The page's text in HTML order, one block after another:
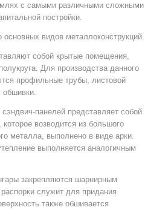
с самыми различными сложными
постройки.
видов металлоконструкций.
собой крытые помещения,
Для производства данного
профильные трубы, листовой
обшивки.
сэндвич-панелей представляет собой
возводится из большого
металла, выполнено в виде арки.
выполняется аналогичным
закрепляются шарнирным
служит для придания
также обшивается